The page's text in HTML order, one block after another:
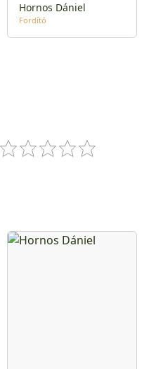
Hornos Dániel
Fordító